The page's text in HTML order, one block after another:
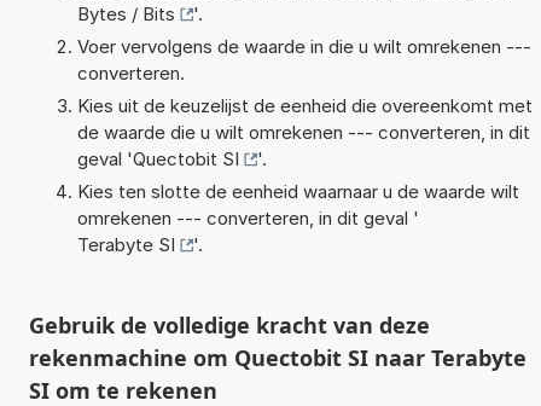
Bytes / Bits
'.
Voer vervolgens de waarde in die u wilt omrekenen ---
converteren.
Kies uit de keuzelijst de eenheid die overeenkomt met
de waarde die u wilt omrekenen --- converteren, in dit
geval 'Quectobit SI
'.
Kies ten slotte de eenheid waarnaar u de waarde wilt
omrekenen --- converteren, in dit geval '
Terabyte SI
'.
Gebruik de volledige kracht van deze
rekenmachine om Quectobit SI naar Terabyte
SI om te rekenen